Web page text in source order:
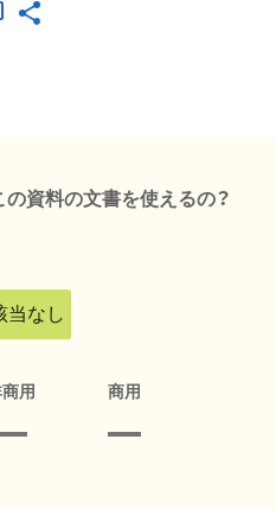
資料の文書を使えるの？
当なし
用 商用